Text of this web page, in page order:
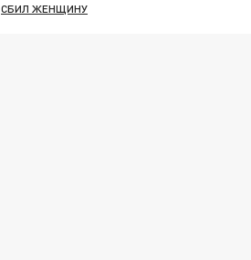
СБИЛ ЖЕНЩИНУ